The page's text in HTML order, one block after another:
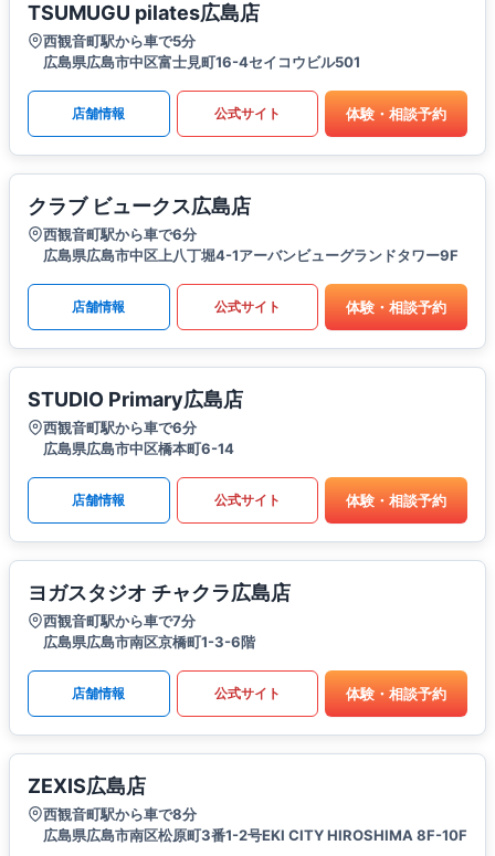
TSUMUGU pilates広島店
西観音町駅から車で5分
広島県広島市中区富士見町16-4セイコウビル501
店舗情報 公式サイト 体験・相談予約
クラブ ビュークス広島店
西観音町駅から車で6分
広島県広島市中区上八丁堀4-1アーバンビューグランドタワー9F
店舗情報 公式サイト 体験・相談予約
STUDIO Primary広島店
西観音町駅から車で6分
広島県広島市中区橋本町6-14
店舗情報 公式サイト 体験・相談予約
ヨガスタジオ チャクラ広島店
西観音町駅から車で7分
広島県広島市南区京橋町1-3-6階
店舗情報 公式サイト 体験・相談予約
ZEXIS広島店
西観音町駅から車で8分
広島県広島市南区松原町3番1-2号EKI CITY HIROSHIMA 8F-10F